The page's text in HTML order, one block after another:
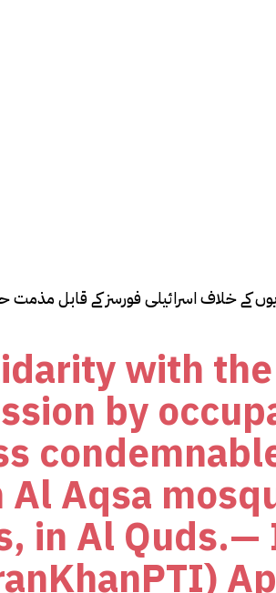
خلاف اسرائیلی فورسز کے قابل مذمت
with
by
Aqsa
in Al Quds.—